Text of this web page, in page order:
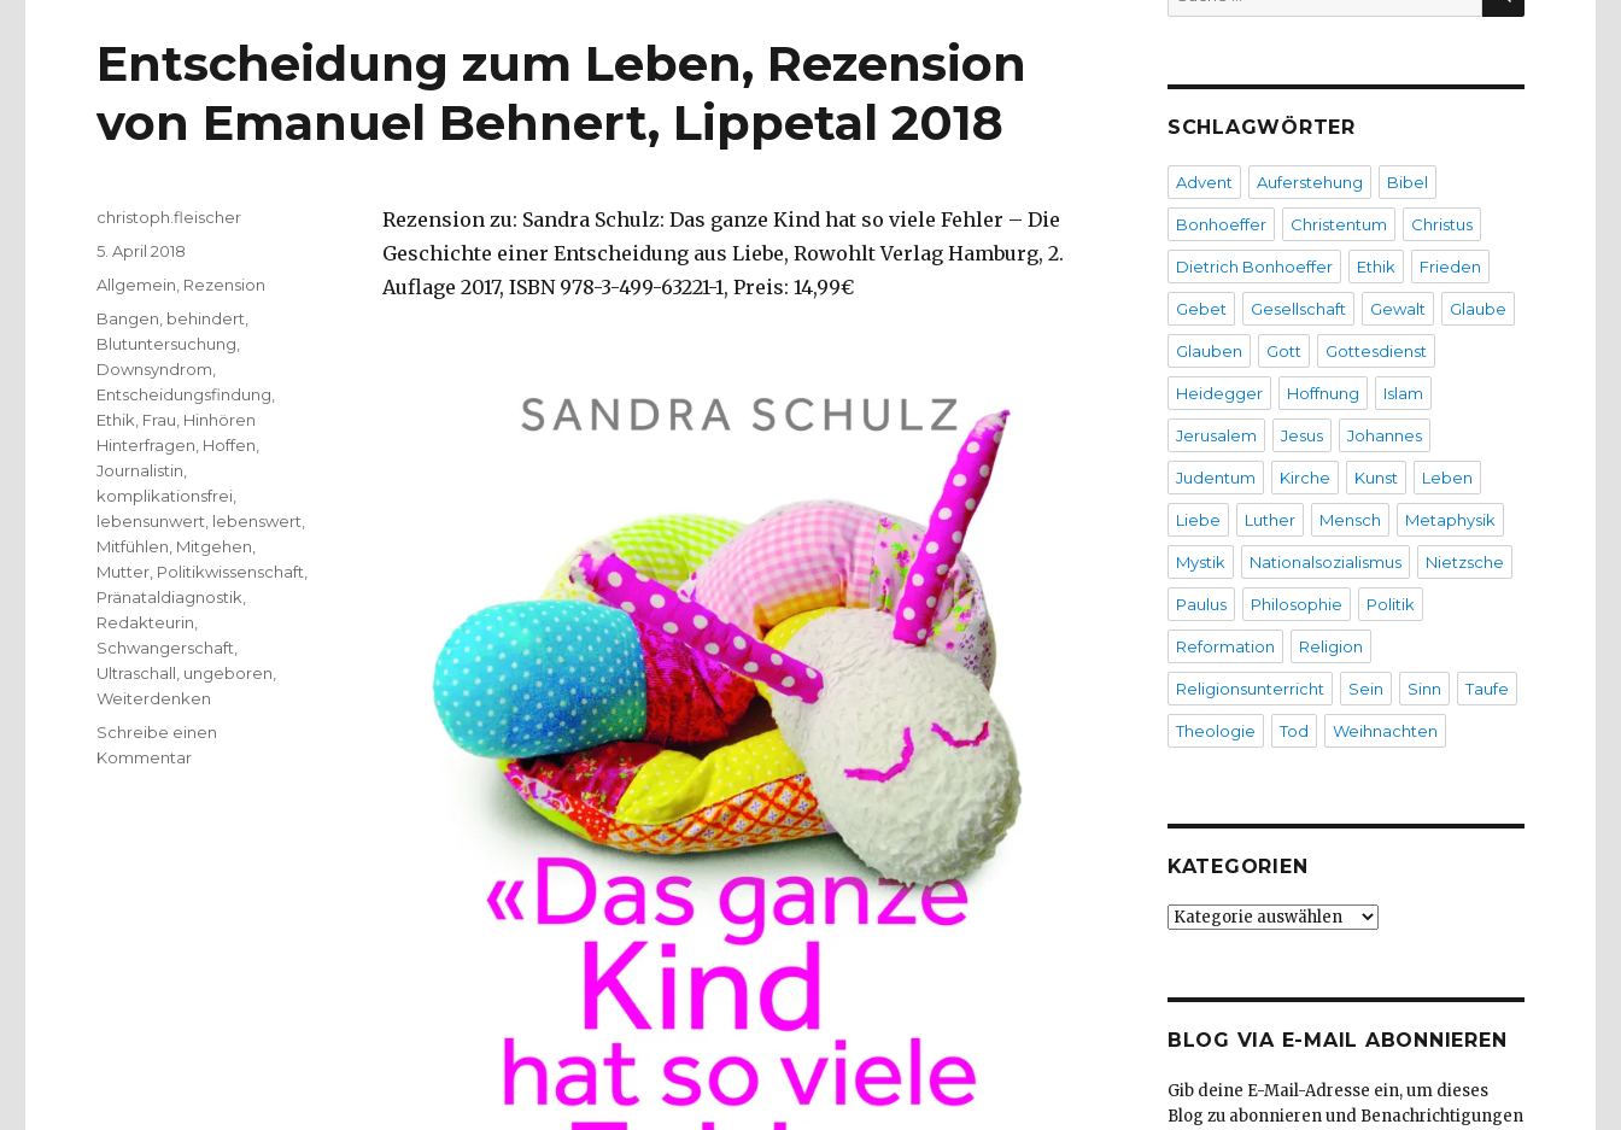
Entscheidung zum Leben, Rezension
von Emanuel Behnert, Lippetal 2018
Rezension zu: Sandra Schulz: Das ganze Kind hat so viele Fehler – Die
Geschichte einer Entscheidung aus Liebe, Rowohlt Verlag Hamburg, 2.
Auflage 2017, ISBN 978-3-499-63221-1, Preis: 14,99€
Autor
christoph.fleischer
Veröffentlicht
am
5. April 2018
Kategorien
Allgemein Rezension
Schlagwörter
Bangen behindert
Blutuntersuchung
Downsyndrom
Entscheidungsfindung
Ethik Frau Hinhören
Hinterfragen Hoffen
Journalistin
komplikationsfrei
lebensunwert lebenswert
Mitfühlen Mitgehen
Mutter Politikwissenschaft
Pränataldiagnostik
Redakteurin
Schwangerschaft
Ultraschall ungeboren
Weiterdenken
Schreibe einen
Kommentarzu
nach:
SCHLAGWÖRTER
Advent Auferstehung Bibel
Bonhoeffer Christentum Christus
Dietrich Bonhoeffer Ethik Frieden
Gebet Gesellschaft Gewalt Glaube
Glauben Gott Gottesdienst
Heidegger Hoffnung Islam
Jerusalem Jesus Johannes
Judentum Kirche Kunst Leben
Liebe Luther Mensch Metaphysik
Mystik Nationalsozialismus Nietzsche
Paulus Philosophie Politik
Reformation Religion
Religionsunterricht Sein Sinn Taufe
Theologie Tod Weihnachten
KATEGORIEN
Kategorien
BLOG VIA E-MAIL ABONNIEREN
Gib deine E-Mail-Adresse ein, um dieses
Blog zu abonnieren und Benachrichtigungen